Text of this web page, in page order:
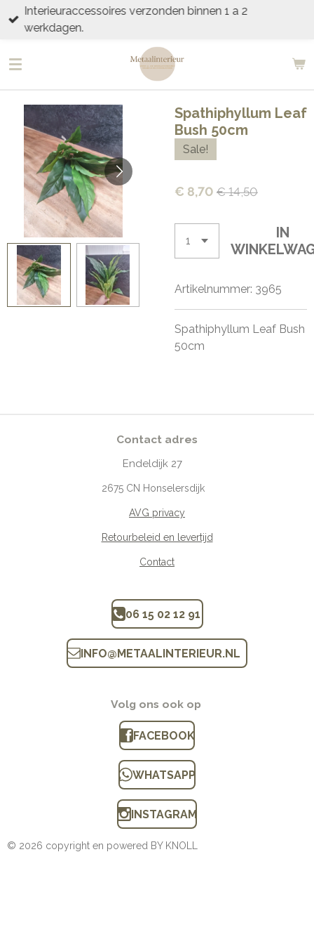
Ga
direct
de
Interieuraccessoires verzonden binnen 1 a 2
werkdagen.
Spathiphyllum Leaf
Bush 50cm
Sale!
€ 8,70 € 14,50
IN
Artikelnummer: 3965
Spathiphyllum Leaf Bush
50cm
Contact adres
Endeldijk 27
2675 CN Honselersdijk
AVG privacy
Retourbeleid en levertijd
Contact
06 15 02 12 91
INFO@METAALINTERIEUR.NL
Volg ons ook op
FACEBOOK
WHATSAPP
INSTAGRAM
© 2026 copyright en powered BY KNOLL